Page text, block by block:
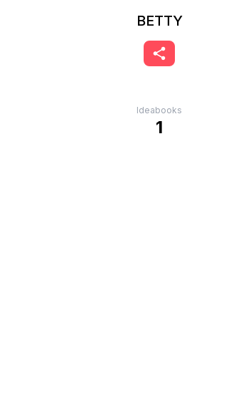
BETTY
Ideabooks
1